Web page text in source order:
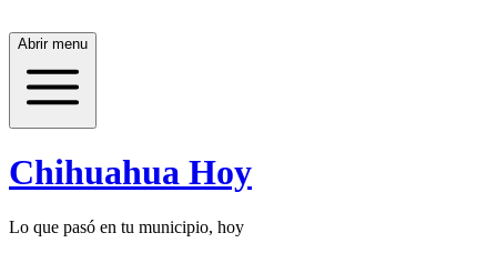
Abrir menu
Chihuahua Hoy
Lo que pasó en tu municipio, hoy